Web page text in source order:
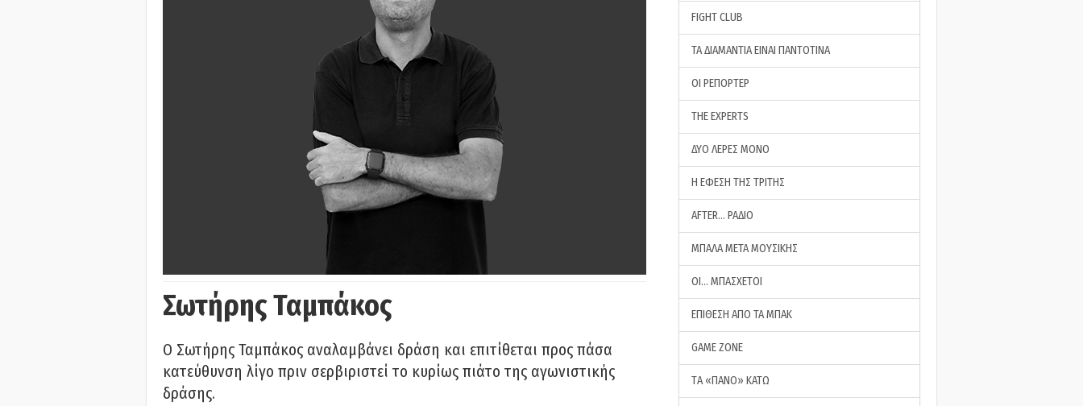
Σωτήρης Ταμπάκος
Ο Σωτήρης Ταμπάκος αναλαμβάνει δράση και επιτίθεται προς πάσα
κατεύθυνση λίγο πριν σερβιριστεί το κυρίως πιάτο της αγωνιστικής
δράσης.
FIGHT CLUB
ΤΑ ΔΙΑΜΑΝΤΙΑ ΕΙΝΑΙ ΠΑΝΤΟΤΙΝΑ
ΟΙ ΡΕΠΟΡΤΕΡ
THE EXPERTS
ΔΥΟ ΛΕΡΕΣ ΜΟΝΟ
Η ΕΦΕΣΗ ΤΗΣ ΤΡΙΤΗΣ
AFTER… ΡΑΔΙΟ
ΜΠΑΛΑ ΜΕΤΑ ΜΟΥΣΙΚΗΣ
ΟΙ… ΜΠΑΣΧΕΤΟΙ
ΕΠΙΘΕΣΗ ΑΠΟ ΤΑ ΜΠΑΚ
GAME ZONE
ΤA «ΠΑΝΟ» ΚΑΤΩ